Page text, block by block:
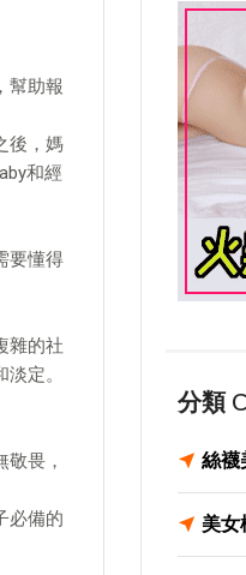
幫助報
後，媽
和經
要懂得
雜的社
定。
畏，
必備的
分類
絲襪
美女